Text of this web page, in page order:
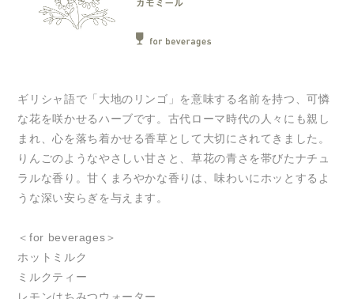
ギリシャ語で「大地のリンゴ」を意味する名前を持つ、可憐
な花を咲かせるハーブです。古代ローマ時代の人々にも親し
まれ、心を落ち着かせる香草として大切にされてきました。
りんごのようなやさしい甘さと、草花の青さを帯びたナチュ
ラルな香り。甘くまろやかな香りは、味わいにホッとするよ
うな深い安らぎを与えます。
＜for beverages＞
ホットミルク
ミルクティー
レモンはちみつウォーター